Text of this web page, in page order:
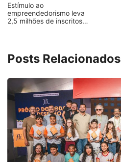
Estímulo ao
empreendedorismo leva
2,5 milhões de inscritos…
Posts Relacionados